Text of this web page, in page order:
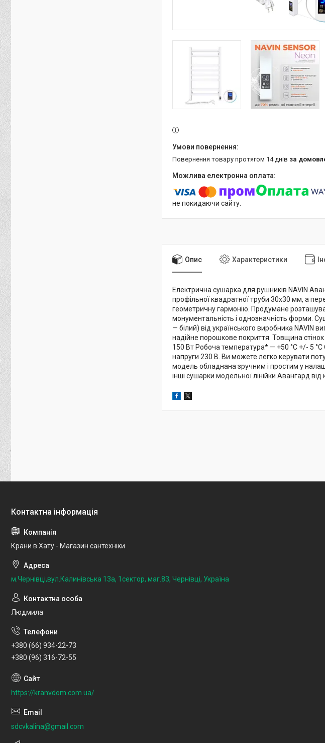
повернення товару протягом 14 днів за
не покидаючи сайту.
Опис Характеристики
Електрична сушарка для рушників NAVIN
профільної квадратної труби 30х30 мм, а
геометричну гармонію. Продумане
монументальність і однозначність форми.
— білий) від українського виробника NAVIN
надійне порошкове покриття. Товщина
150 Вт Робоча температура* — +50 °C +/- 5 °C
напруги 230 В. Ви можете легко керувати
модель обладнана зручним і простим у
інші сушарки модельної лінійки Авангард
Крани в Хату - Магазин сантехніки
м.Чернівці,вул.Калинівська 13а, 1сектор, маг.83, Чернівці, Україна
Людмила
+380 (66) 934-22-73
+380 (96) 316-72-55
https://kranvdom.com.ua/
sdcvkalina@gmail.com